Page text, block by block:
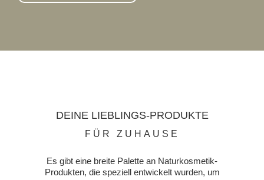
DEINE LIEBLINGS-PRODUKTE
FÜR ZUHAUSE
Es gibt eine breite Palette an Naturkosmetik-
Produkten, die speziell entwickelt wurden, um